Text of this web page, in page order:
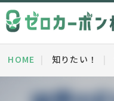
HOME 知りたい！